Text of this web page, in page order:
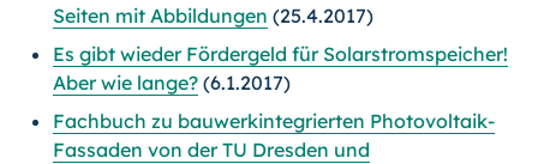
Seiten mit Abbildungen (25.4.2017)
Es gibt wieder Fördergeld für Solarstromspeicher!
Aber wie lange? (6.1.2017)
Fachbuch zu bauwerkintegrierten Photovoltaik-
Fassaden von der TU Dresden und